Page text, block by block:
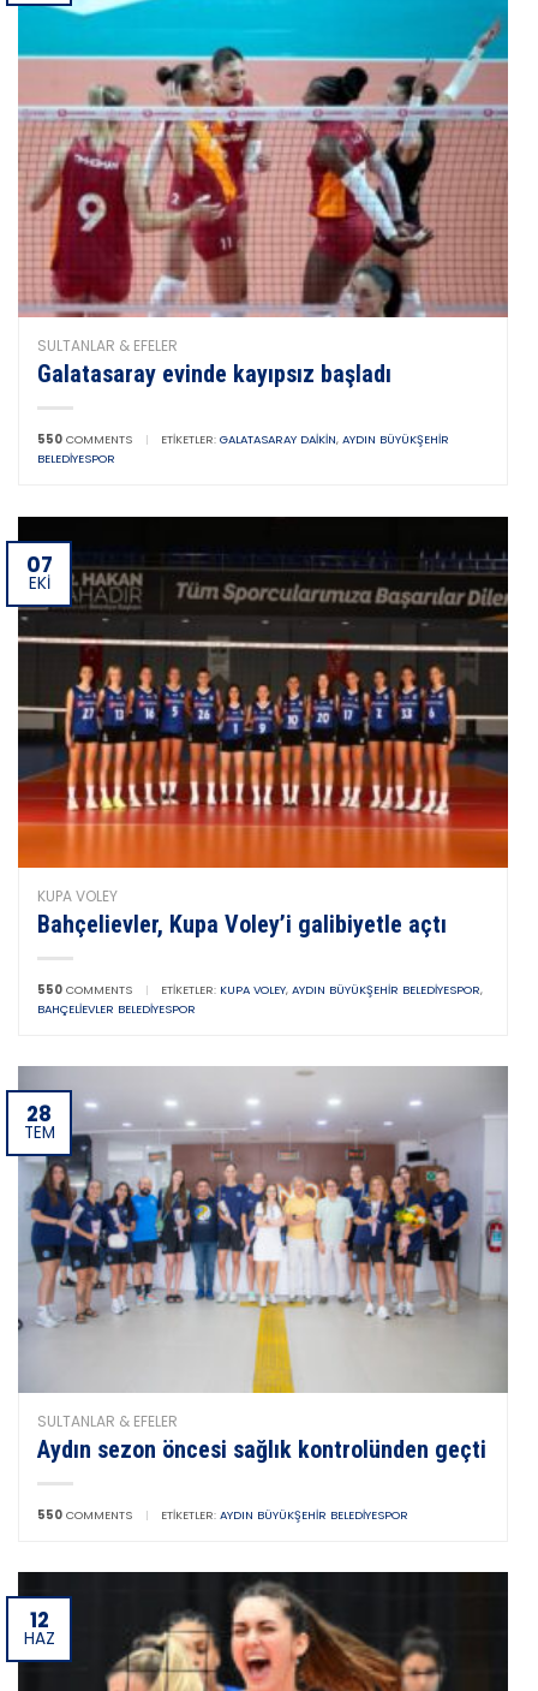
SULTANLAR & EFELER
Galatasaray evinde kayıpsız başladı
550 COMMENTS | ETIKETLER: GALATASARAY DAIKIN, AYDIN BÜYÜKŞEHIR
BELEDIYESPOR
07
EKI
KUPA VOLEY
Bahçelievler, Kupa Voley’i galibiyetle açtı
550 COMMENTS | ETIKETLER: KUPA VOLEY, AYDIN BÜYÜKŞEHIR BELEDIYESPOR,
BAHÇELIEVLER BELEDIYESPOR
28
TEM
SULTANLAR & EFELER
Aydın sezon öncesi sağlık kontrolünden geçti
550 COMMENTS | ETIKETLER: AYDIN BÜYÜKŞEHIR BELEDIYESPOR
12
HAZ